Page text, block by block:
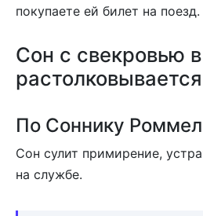
покупаете ей билет на
Сон c свекровью
По Соннику
Сон сулит примирение,
на службе.